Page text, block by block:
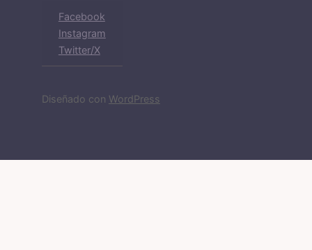
Facebook
Instagram
Twitter/X
Diseñado con WordPress